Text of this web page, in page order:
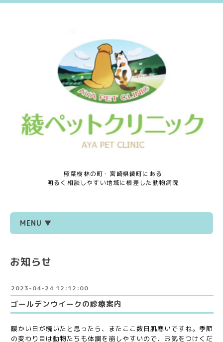
照葉樹林の町・宮崎県綾町にある
明るく相談しやすい地域に根差した動物病院
MENU ▼
お知らせ
2023-04-24 12:12:00
ゴールデンウイークの診療案内
暖かい日が続いたと思ったら、またここ数日肌寒いですね。季節
の変わり目は動物たちも体調を崩しやすいので、お気をつけくだ